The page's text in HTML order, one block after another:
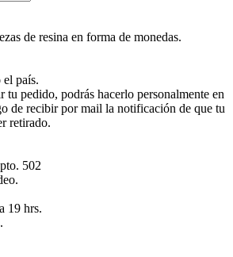
de resina en forma de monedas.
el país.
tu pedido, podrás hacerlo personalmente en
de recibir por mail la notificación de que tu
retirado.
502
19 hrs.